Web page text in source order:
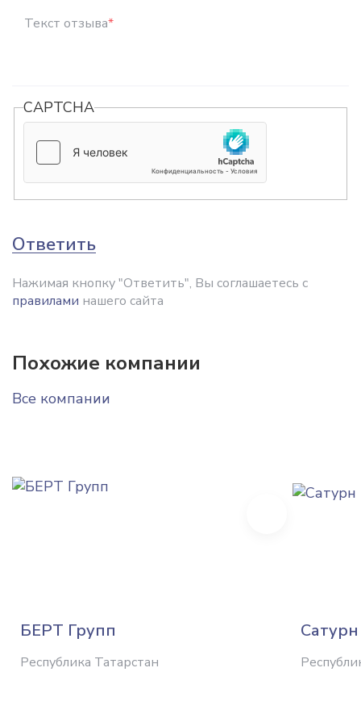
Текст отзыва*
CAPTCHA
Ответить
Нажимая кнопку "Ответить", Вы соглашаетесь с
правилами нашего сайта
Похожие компании
Все компании
БЕРТ Групп
Республика Татарстан
Сатурн